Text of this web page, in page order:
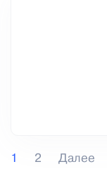
1 2 Далее